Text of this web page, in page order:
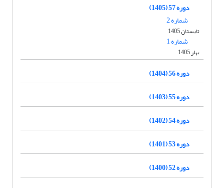
دوره 57 (1405)
شماره 2
تابستان 1405
شماره 1
بهار 1405
دوره 56 (1404)
دوره 55 (1403)
دوره 54 (1402)
دوره 53 (1401)
دوره 52 (1400)